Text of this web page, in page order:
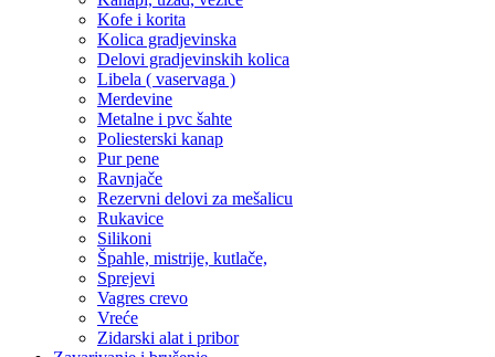
Kofe i korita
Kolica gradjevinska
Delovi gradjevinskih kolica
Libela ( vaservaga )
Merdevine
Metalne i pvc šahte
Poliesterski kanap
Pur pene
Ravnjače
Rezervni delovi za mešalicu
Rukavice
Silikoni
Špahle, mistrije, kutlače,
Sprejevi
Vagres crevo
Vreće
Zidarski alat i pribor